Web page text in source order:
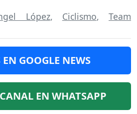
López, Ciclismo,Team
GOOGLE NEWS
EN WHATSAPP